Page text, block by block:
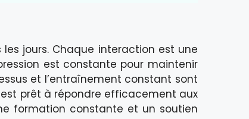
jours. Chaque interaction est une
est constante pour maintenir
et l’entraînement constant sont
prêt à répondre efficacement aux
formation constante et un soutien